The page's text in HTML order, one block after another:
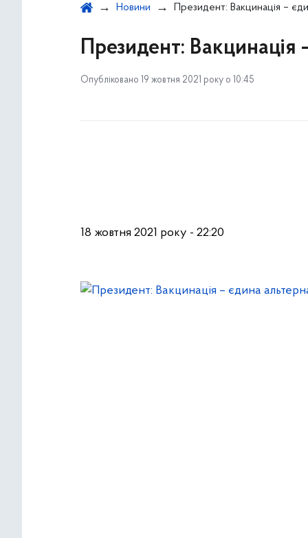
Новини Президент: Вакцинація – єдина
Президент: Вакцинація
Опубліковано 19 жовтня 2021 року о 10:45
18 жовтня 2021 року - 22:20